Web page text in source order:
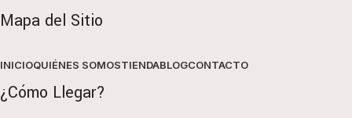
Mapa del Sitio
INICIOQUIÉNES SOMOSTIENDABLOGCONTACTO
¿Cómo Llegar?